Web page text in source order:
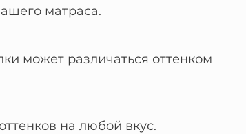
матраса.
может различаться оттенком
на любой вкус.